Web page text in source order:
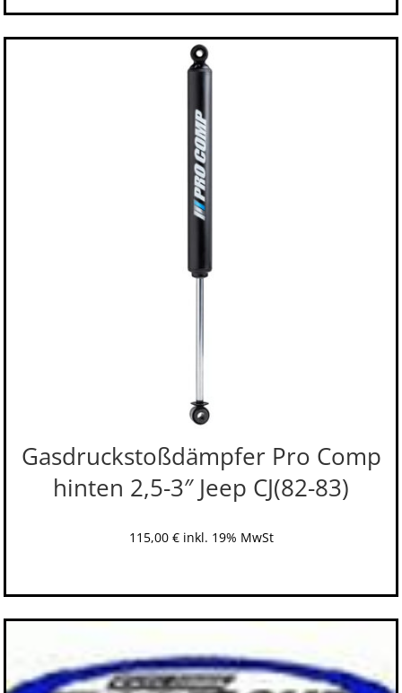
Gasdruckstoßdämpfer Pro Comp
hinten 2,5-3″ Jeep CJ(82-83)
115,00 € inkl. 19% MwSt